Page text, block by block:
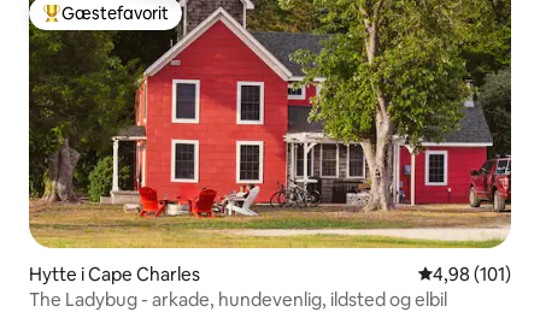
Bedste gæstefavorit
Gæstefavorit
Hytte i Cape Charles 4,98 ud af 5 i
4,98 (101)
The Ladybug - arkade, hundevenlig, ildsted og elbil